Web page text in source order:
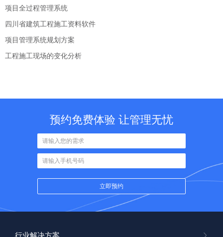
项目全过程管理系统
四川省建筑工程施工资料软件
项目管理系统规划方案
工程施工现场的变化分析
预约免费体验 让管理无忧
行业解决方案